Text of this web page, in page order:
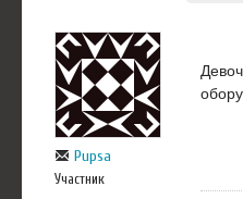
Pupsa
Участник